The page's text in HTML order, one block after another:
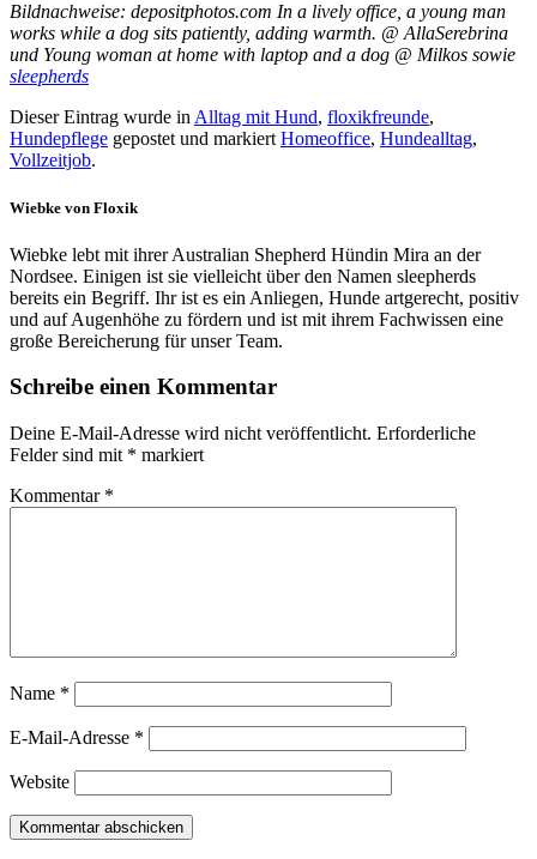
Bildnachweise: depositphotos.com In a lively office, a young man
works while a dog sits patiently, adding warmth. @ AllaSerebrina
und Young woman at home with laptop and a dog @ Milkos sowie
sleepherds
Dieser Eintrag wurde in Alltag mit Hund, floxikfreunde,
Hundepflege gepostet und markiert Homeoffice, Hundealltag,
Vollzeitjob.
Wiebke von Floxik
Wiebke lebt mit ihrer Australian Shepherd Hündin Mira an der
Nordsee. Einigen ist sie vielleicht über den Namen sleepherds
bereits ein Begriff. Ihr ist es ein Anliegen, Hunde artgerecht, positiv
und auf Augenhöhe zu fördern und ist mit ihrem Fachwissen eine
große Bereicherung für unser Team.
Schreibe einen Kommentar
Deine E-Mail-Adresse wird nicht veröffentlicht. Erforderliche
Felder sind mit * markiert
Kommentar *
Name *
E-Mail-Adresse *
Website